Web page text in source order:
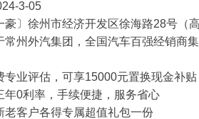
3-05
〕徐州市经济开发区徐海路28号（
常州外汽集团，全国汽车百强经销商
专业评估，可享15000元置换现金补贴
年0利率，手续便捷，服务省心
老客户各得专属超值礼包一份